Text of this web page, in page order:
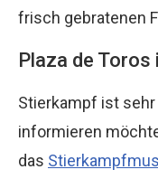
frisch gebratenen
Plaza de Toros
Stierkampf ist
informieren
das